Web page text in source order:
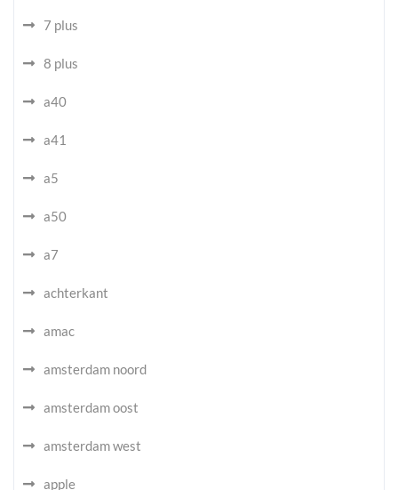
7 plus
8 plus
a40
a41
a5
a50
a7
achterkant
amac
amsterdam noord
amsterdam oost
amsterdam west
apple